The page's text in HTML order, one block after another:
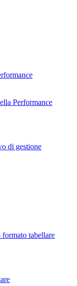
Performance
di gestione
tabellare